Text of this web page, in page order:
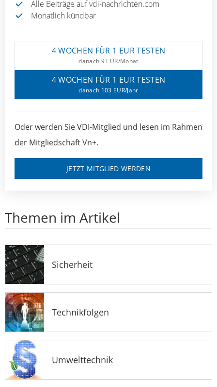
Alle Beiträge auf vdi-nachrichten.com
Monatlich kündbar
4 WOCHEN FÜR 1 EUR TESTEN
danach 9 EUR/Monat
4 WOCHEN FÜR 1 EUR TESTEN
danach 103 EUR/Jahr
Oder werden Sie VDI-Mitglied und lesen im Rahmen
der Mitgliedschaft Vn+.
JETZT MITGLIED WERDEN
Themen im Artikel
Sicherheit
Technikfolgen
Umwelttechnik